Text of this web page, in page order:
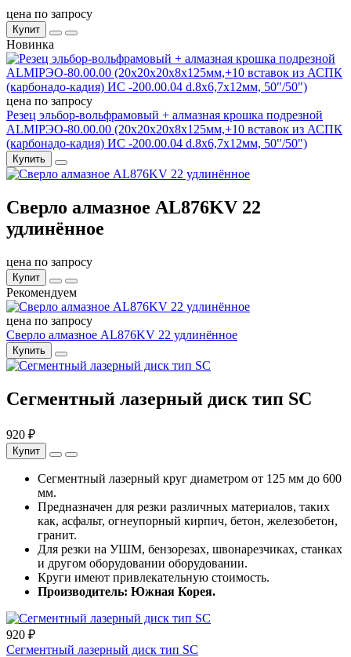
цена по запросу
Купит
Новинка
цена по запросу
Резец эльбор-вольфрамовый + алмазная крошка подрезной
ALMIРЭО-80.00.00 (20х20х20х8х125мм,+10 вставок из АСПК
(карбонадо-кадия) ИС -200.00.04 d.8х6,7х12мм, 50"/50")
Купить
Сверло алмазное AL876KV 22
удлинённое
цена по запросу
Купит
Рекомендуем
цена по запросу
Сверло алмазное AL876KV 22 удлинённое
Купить
Сегментный лазерный диск тип SC
920 ₽
Купит
Сегментный лазерный круг диаметром от 125 мм до 600
мм.
Предназначен для резки различных материалов, таких
как, асфальт, огнеупорный кирпич, бетон, железобетон,
гранит.
Для резки на УШМ, бензорезах, швонарезчиках, станках
и другом оборудовании оборудовании.
Круги имеют привлекательную стоимость.
Производитель: Южная Корея.
920 ₽
Сегментный лазерный диск тип SC